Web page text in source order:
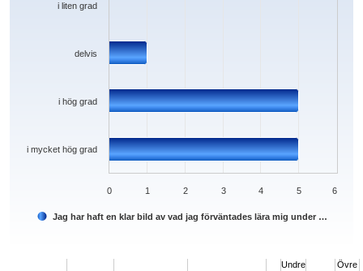
Jag har haft en klar bild av vad jag förväntades lära mig under …
i mycket hög grad
i hög grad
delvis
i liten grad
0 1 2 3 4 5 6
Undre
Övre